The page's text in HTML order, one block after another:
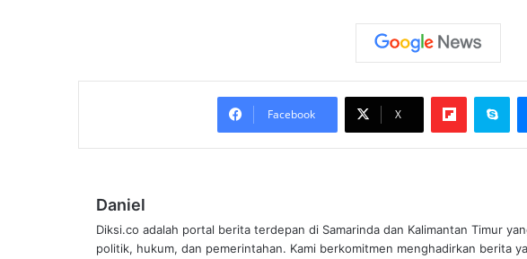
Facebook X
Flipboard
Daniel
Diksi.co adalah portal berita terdepan di Samarinda dan Kalimantan Timur
politik, hukum, dan pemerintahan. Kami berkomitmen menghadirkan berita